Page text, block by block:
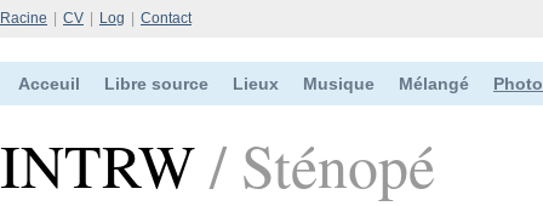
Racine CV Log Contact
Acceuil Libre source Lieux Musique Mélangé
INTRW/ Sténopé